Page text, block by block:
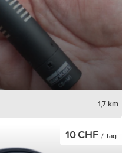
1,7 km
10 CHF / Tag